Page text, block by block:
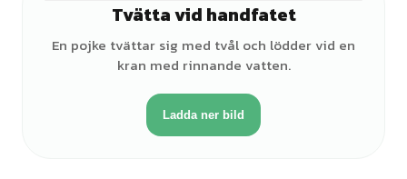
Tvätta vid handfatet
En pojke tvättar sig med tvål och lödder vid en
kran med rinnande vatten.
Ladda ner bild